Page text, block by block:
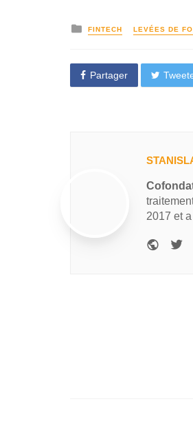
FINTECH LEVÉES DE
Partager
2017 et